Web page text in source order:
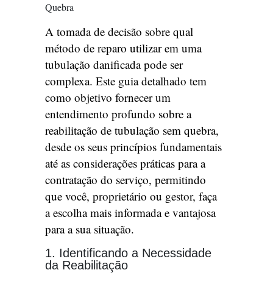
Quebra
A tomada de decisão sobre qual
método de reparo utilizar em uma
tubulação danificada pode ser
complexa. Este guia detalhado tem
como objetivo fornecer um
entendimento profundo sobre a
reabilitação de tubulação sem quebra,
desde os seus princípios fundamentais
até as considerações práticas para a
contratação do serviço, permitindo
que você, proprietário ou gestor, faça
a escolha mais informada e vantajosa
para a sua situação.
1. Identificando a Necessidade
da Reabilitação